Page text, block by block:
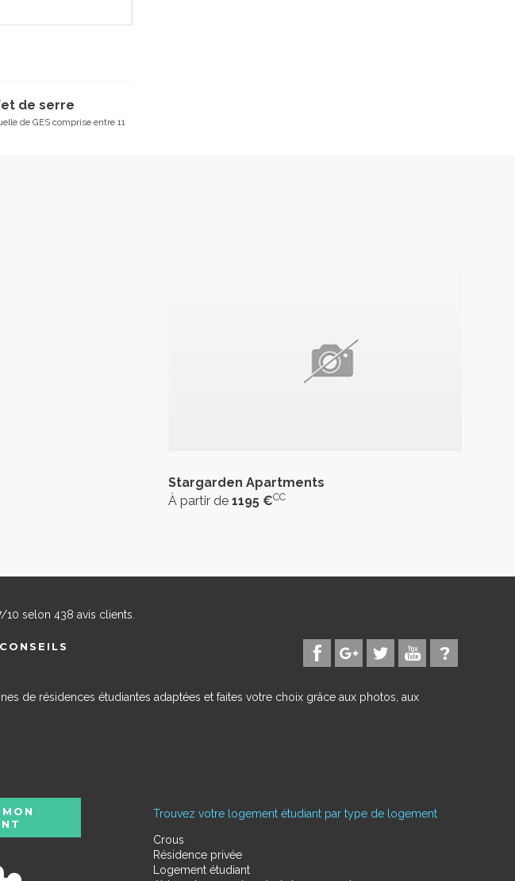
de serre
de GES comprise entre 11
Stargarden Apartments
À partir de 1195 €CC
/10 selon 438 avis clients.
CONSEILS
de résidences étudiantes adaptées et faites votre choix grâce aux photos, aux
Trouvez votre logement étudiant par type de logement
Crous
Résidence privée
Logement étudiant